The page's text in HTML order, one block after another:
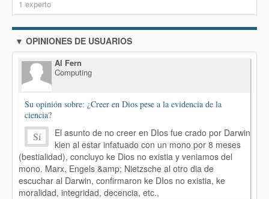
1 experto
▼ OPINIONES DE USUARIOS
Al Fern
Computing
Su opinión sobre: ¿Creer en Dios pese a la evidencia de la
ciencia?
Sí
El asunto de no creer en DIos fue crado por Darwin
kien al estar infatuado con un mono por 8 meses
(bestialidad), concluyo ke Dios no existia y veniamos del
mono. Marx, Engels &amp; Nietzsche al otro dia de
escuchar al Darwin, confirmaron ke DIos no existia, ke
moralidad, integridad, decencia, etc.,